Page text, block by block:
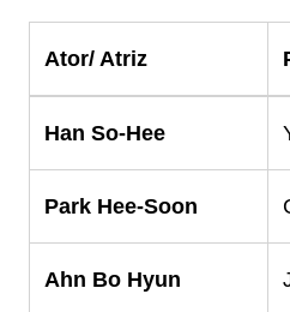
Ator/ Atriz
Han So-Hee
Park Hee-Soon
Ahn Bo Hyun